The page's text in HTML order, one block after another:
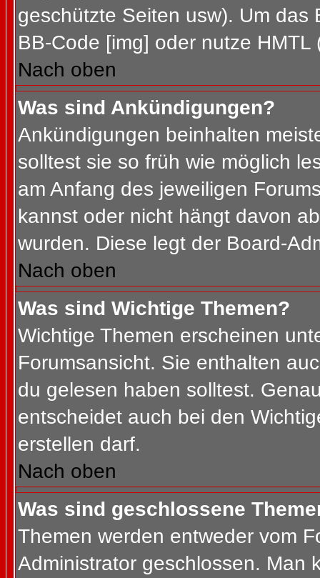
geschützte Seiten usw). Um
BB-Code [img] oder nutze HMTL
Nach oben
Was sind Ankündigungen?
Ankündigungen beinhalten
solltest sie so früh wie möglich
am Anfang des jeweiligen
kannst oder nicht hängt davon
wurden. Diese legt der Board-
Nach oben
Was sind Wichtige Themen?
Wichtige Themen erscheinen
Forumsansicht. Sie enthalten
du gelesen haben solltest.
entscheidet auch bei den
erstellen darf.
Nach oben
Was sind geschlossene
Themen werden entweder vom
Administrator geschlossen. Man